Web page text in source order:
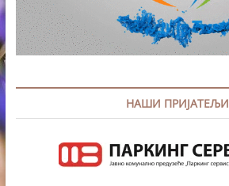
НАШИ ПРИЈАТЕЉИ